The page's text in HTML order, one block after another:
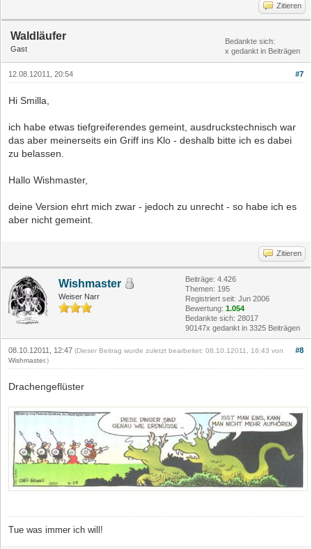
Zitieren
Waldläufer
Gast
Bedankte sich:
x gedankt in Beiträgen
#7
12.08.12011, 20:54
Hi Smilla,
ich habe etwas tiefgreiferendes gemeint, ausdruckstechnisch war
das aber meinerseits ein Griff ins Klo - deshalb bitte ich es dabei
zu belassen.
Hallo Wishmaster,
deine Version ehrt mich zwar - jedoch zu unrecht - so habe ich es
aber nicht gemeint.
Zitieren
Wishmaster
Weiser Narr
Beiträge: 4.426
Themen: 195
Registriert seit: Jun 2006
Bewertung: 1.054
Bedankte sich: 28017
90147x gedankt in 3325 Beiträgen
#8
08.10.12011, 12:47 (Dieser Beitrag wurde zuletzt bearbeitet: 08.10.12011, 16:43 von
Wishmaster.)
Drachengeflüster
Tue was immer ich will!